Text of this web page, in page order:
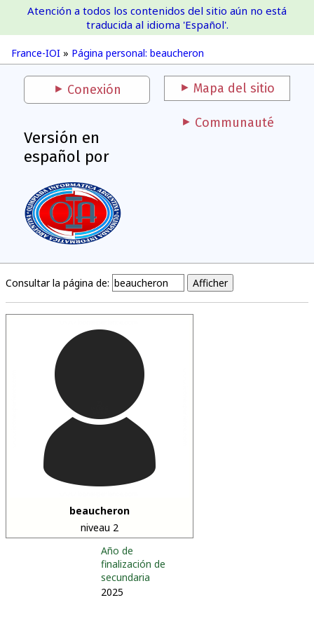
France-IOI
France-IOI » Página personal: beaucheron
Atención a todos los contenidos del sitio aún no está
traducida al idioma 'Español'.
Conexión Mapa del sitio
Versión en
español por
Communauté
Consultar la página de:
beaucheron
niveau 2
Año de
finalización de
secundaria
2025